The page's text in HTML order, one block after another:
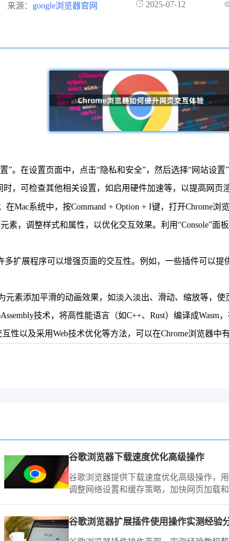
来源： google浏览器官网 2025-07-12
。在设置页面中，点击“隐私和安全”，然后选择“网站设
，可检查其他相关设置，如启用硬件加速等，以提高网页
Mac系统中，按Command + Option + I键，打开Chrome
，调整样式和属性，以优化交互效果。利用“Console”
扩展程序可以增强页面的交互性。例如，一些插件可以
元素添加平滑的动画效果，如淡入淡出、滑动、缩放等，
技术，将高性能语言（如C++、Rust）编译成
以及采用Web技术优化等方法，可以在Chrome浏览器
谷歌浏览器下载速度优化高级操作
谷歌浏览器提供下载速度优化高级操作，
调整网络设置和缓存策略，加快网页加载
谷歌浏览器扩展插件使用操作实测经验